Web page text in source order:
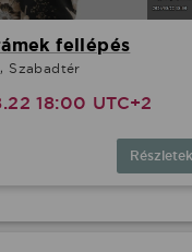
fellépés
Szabadtér
18:00 UTC+2
Részletek